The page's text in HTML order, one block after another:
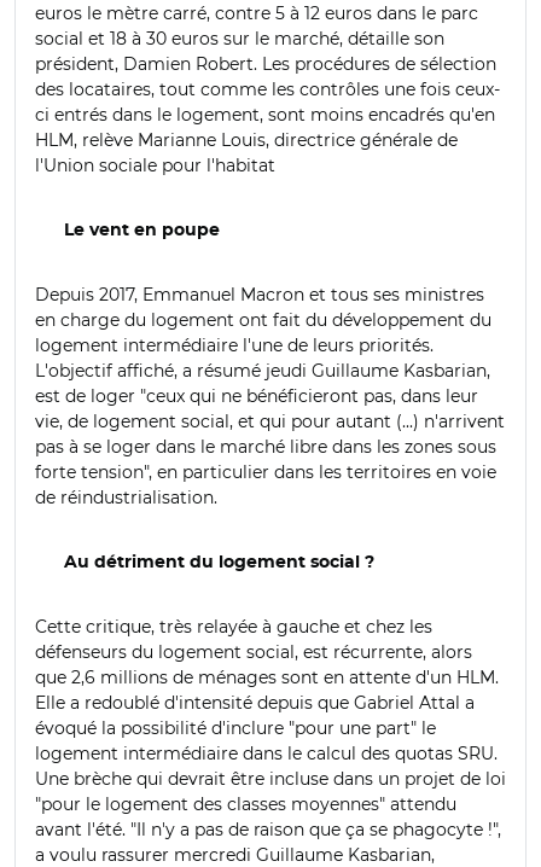
euros le mètre carré, contre 5 à 12 euros dans le parc
social et 18 à 30 euros sur le marché, détaille son
président, Damien Robert. Les procédures de sélection
des locataires, tout comme les contrôles une fois ceux-
ci entrés dans le logement, sont moins encadrés qu'en
HLM, relève Marianne Louis, directrice générale de
l'Union sociale pour l'habitat
Le vent en poupe
Depuis 2017, Emmanuel Macron et tous ses ministres
en charge du logement ont fait du développement du
logement intermédiaire l'une de leurs priorités.
L'objectif affiché, a résumé jeudi Guillaume Kasbarian,
est de loger "ceux qui ne bénéficieront pas, dans leur
vie, de logement social, et qui pour autant (...) n'arrivent
pas à se loger dans le marché libre dans les zones sous
forte tension", en particulier dans les territoires en voie
de réindustrialisation.
Au détriment du logement social ?
Cette critique, très relayée à gauche et chez les
défenseurs du logement social, est récurrente, alors
que 2,6 millions de ménages sont en attente d'un HLM.
Elle a redoublé d'intensité depuis que Gabriel Attal a
évoqué la possibilité d'inclure "pour une part" le
logement intermédiaire dans le calcul des quotas SRU.
Une brèche qui devrait être incluse dans un projet de loi
"pour le logement des classes moyennes" attendu
avant l'été. "Il n'y a pas de raison que ça se phagocyte !",
a voulu rassurer mercredi Guillaume Kasbarian,